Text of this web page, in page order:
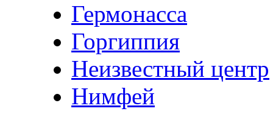
Гермонасса
Горгиппия
Неизвестный центр
Нимфей